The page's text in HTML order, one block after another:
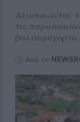
Αξιοποιώντας
τις
βαλσαμόχορτο
Από το